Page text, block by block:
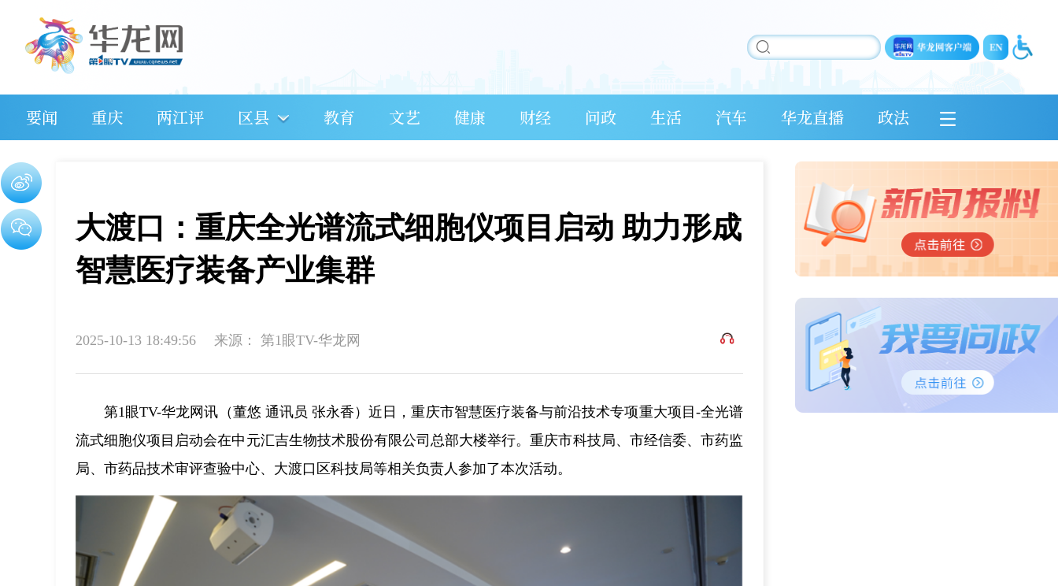
要闻 重庆 两江评 区县 教育 文艺 健康 财经 问政 生活 汽车 华龙直播 政法
大渡口：重庆全光谱流式细胞仪项目启动 助力形成
智慧医疗装备产业集群
2025-10-13 18:49:56 来源： 第1眼TV-华龙网
第1眼TV-华龙网讯（董悠 通讯员 张永香）近日，重庆市智慧医疗装备与前沿技术专项重大项目-全光谱
流式细胞仪项目启动会在中元汇吉生物技术股份有限公司总部大楼举行。重庆市科技局、市经信委、市药监
局、市药品技术审评查验中心、大渡口区科技局等相关负责人参加了本次活动。